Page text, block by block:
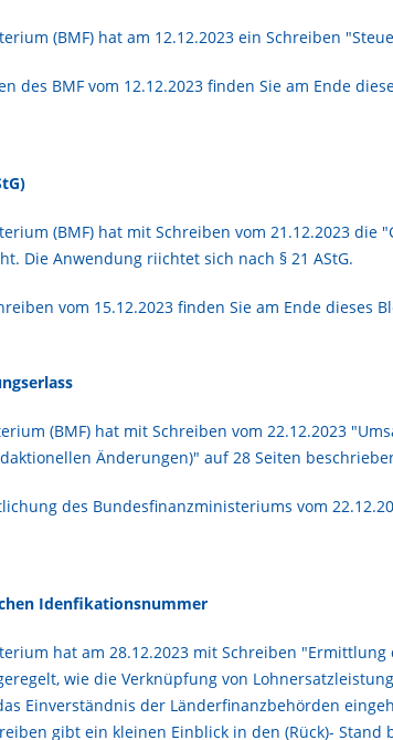
(BMF) hat am 12.12.2023 ein Schreiben
des BMF vom 12.12.2023 finden Sie am Ende
(BMF) hat mit Schreiben vom 21.12.2023
Die Anwendung riichtet sich nach § 21 AStG.
vom 15.12.2023 finden Sie am Ende dieses
(BMF) hat mit Schreiben vom 22.12.2023
Änderungen)" auf 28 Seiten
des Bundesfinanzministeriums vom
Idenfikationsnummer
hat am 28.12.2023 mit Schreiben
wie die Verknüpfung von
Einverständnis der Länderfinanzbehörden
gibt ein kleinen Einblick in den (Rück)-